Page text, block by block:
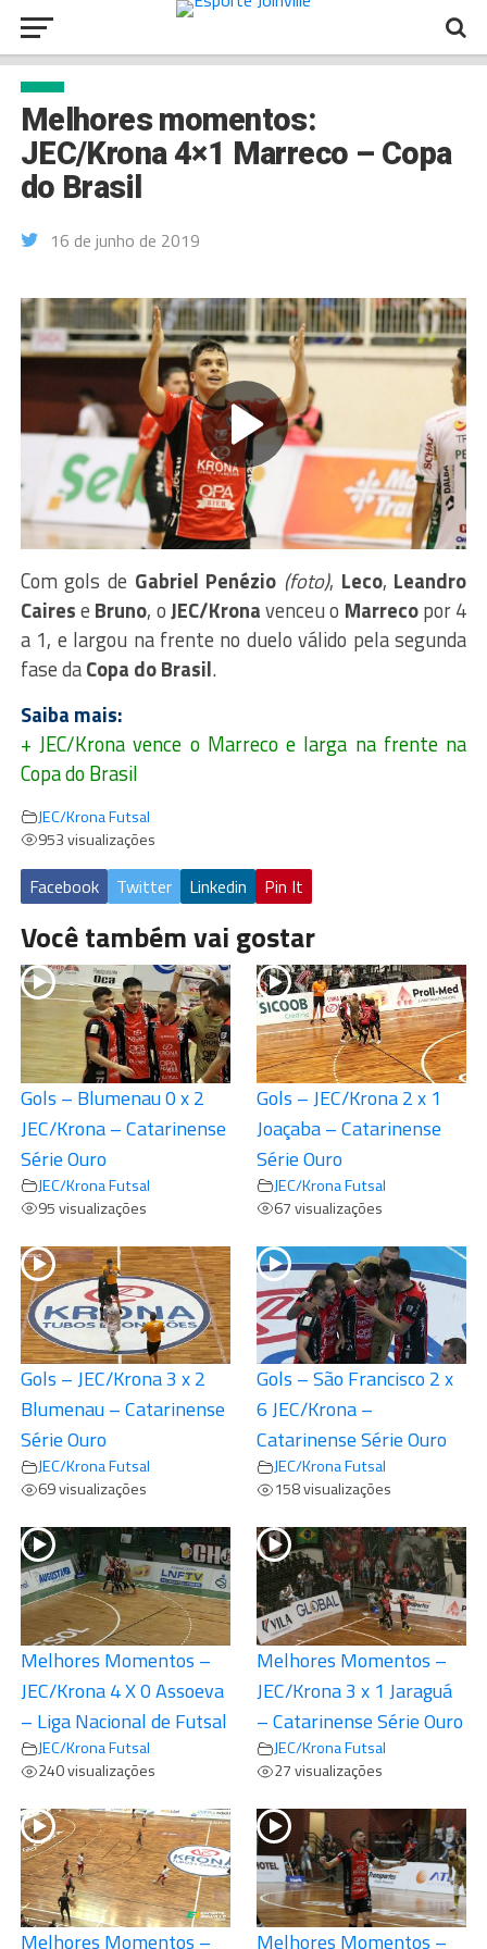
Melhores momentos:
JEC/Krona 4×1 Marreco – Copa
do Brasil
16 de junho de 2019
Com gols de Gabriel Penézio (foto), Leco, Leandro
Cairese Bruno, oJEC/Kronavenceu o Marrecopor 4
a 1, e largou na frente no duelo válido pela segunda
fase daCopa do Brasil.
Saiba mais:
+ JEC/Krona vence o Marreco e larga na frente na
Copa do Brasil
JEC/Krona Futsal
953 visualizações
Facebook Twitter Linkedin Pin It
Você também vai gostar
Gols – Blumenau 0 x 2
JEC/Krona – Catarinense
Série Ouro
JEC/Krona Futsal
95 visualizações
Gols – JEC/Krona 2 x 1
Joaçaba – Catarinense
Série Ouro
JEC/Krona Futsal
67 visualizações
Gols – JEC/Krona 3 x 2
Blumenau – Catarinense
Série Ouro
JEC/Krona Futsal
69 visualizações
Gols – São Francisco 2 x
6 JEC/Krona –
Catarinense Série Ouro
JEC/Krona Futsal
158 visualizações
Melhores Momentos –
JEC/Krona 4 X 0 Assoeva
– Liga Nacional de Futsal
JEC/Krona Futsal
240 visualizações
Melhores Momentos –
JEC/Krona 3 x 1 Jaraguá
– Catarinense Série Ouro
JEC/Krona Futsal
27 visualizações
Melhores Momentos – Melhores Momentos –